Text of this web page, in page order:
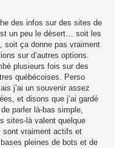
des infos sur des sites de
un peu le désert… soit les
soit ça donne pas vraiment
sur d’autres options.
plusieurs fois sur des
québécoises. Perso
j’ai un souvenir assez
et disons que j’ai gardé
parler là-bas simple,
sites-là valent quelque
sont vraiment actifs et
pleines de bots et de